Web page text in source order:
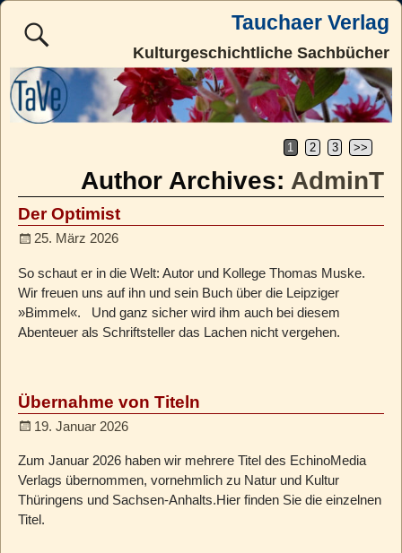
Tauchaer Verlag
Kulturgeschichtliche Sachbücher
1 2 3 >>
Author Archives: AdminT
Der Optimist
25. März 2026
So schaut er in die Welt: Autor und Kollege Thomas Muske.
Wir freuen uns auf ihn und sein Buch über die Leipziger
»Bimmel«. Und ganz sicher wird ihm auch bei diesem
Abenteuer als Schriftsteller das Lachen nicht vergehen.
Übernahme von Titeln
19. Januar 2026
Zum Januar 2026 haben wir mehrere Titel des EchinoMedia
Verlags übernommen, vornehmlich zu Natur und Kultur
Thüringens und Sachsen-Anhalts.Hier finden Sie die einzelnen
Titel.